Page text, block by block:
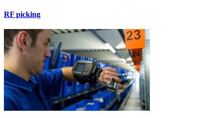
RF picking